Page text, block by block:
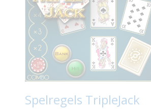
Spelregels TripleJack